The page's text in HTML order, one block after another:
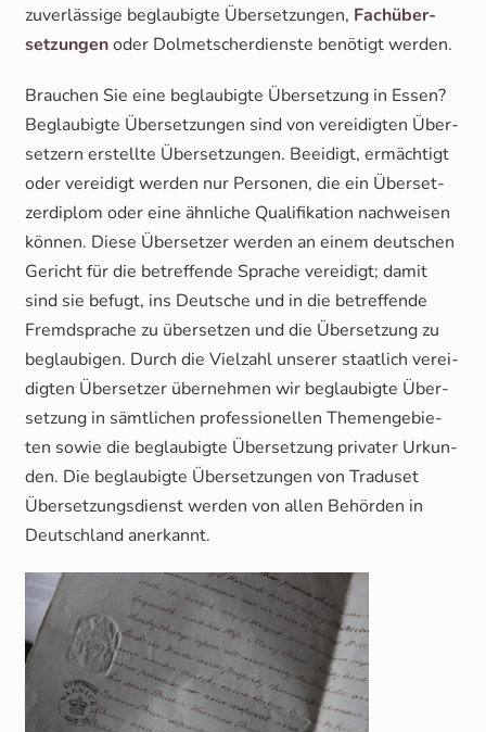
zuver­läs­si­ge beglau­big­te Über­set­zun­gen, Fach­über­
set­zun­genoder Dol­met­scher­diens­te benö­tigt werden.
Brau­chen Sie eine beglau­big­te Über­set­zung in Essen?
Beglau­big­te Über­set­zun­gen sind von ver­ei­dig­ten Über­
set­zern erstell­te Über­set­zun­gen. Beei­digt, ermäch­tigt
oder ver­ei­digt wer­den nur Per­so­nen, die ein Über­set­
zer­di­plom oder eine ähn­li­che Qua­li­fi­ka­ti­on nach­wei­sen
kön­nen. Die­se Über­set­zer wer­den an einem deut­schen
Gericht für die betref­fen­de Spra­che ver­ei­digt; damit
sind sie befugt, ins Deut­sche und in die betref­fen­de
Fremd­spra­che zu über­set­zen und die Über­set­zung zu
beglau­bi­gen. Durch die Viel­zahl unse­rer staat­lich ver­ei­
dig­ten Über­set­zer über­neh­men wir beglau­big­te Über­
set­zung in sämt­li­chen pro­fes­sio­nel­len The­men­ge­bie­
ten sowie die beglau­big­te Über­set­zung pri­va­ter Urkun­
den. Die beglau­big­te Über­set­zun­gen von Tra­du­set
Über­set­zungs­dienst wer­den von allen Behör­den in
Deutsch­land anerkannt.